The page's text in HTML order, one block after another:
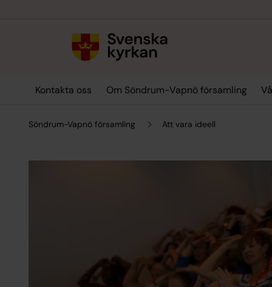
Kontakta oss Om Söndrum-Vapnö församling
Söndrum-Vapnö församling Att vara ideell